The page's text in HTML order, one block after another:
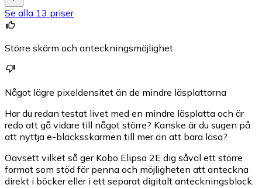
Se alla 13 priser
Större skärm och anteckningsmöjlighet
Något lägre pixeldensitet än de mindre läsplattorna
Har du redan testat livet med en mindre läsplatta och är
redo att gå vidare till något större? Kanske är du sugen på
att nyttja e-bläcksskärmen till mer än att bara läsa?
Oavsett vilket så ger Kobo Elipsa 2E dig såväl ett större
format som stöd för penna och möjligheten att anteckna
direkt i böcker eller i ett separat digitalt anteckningsblock.